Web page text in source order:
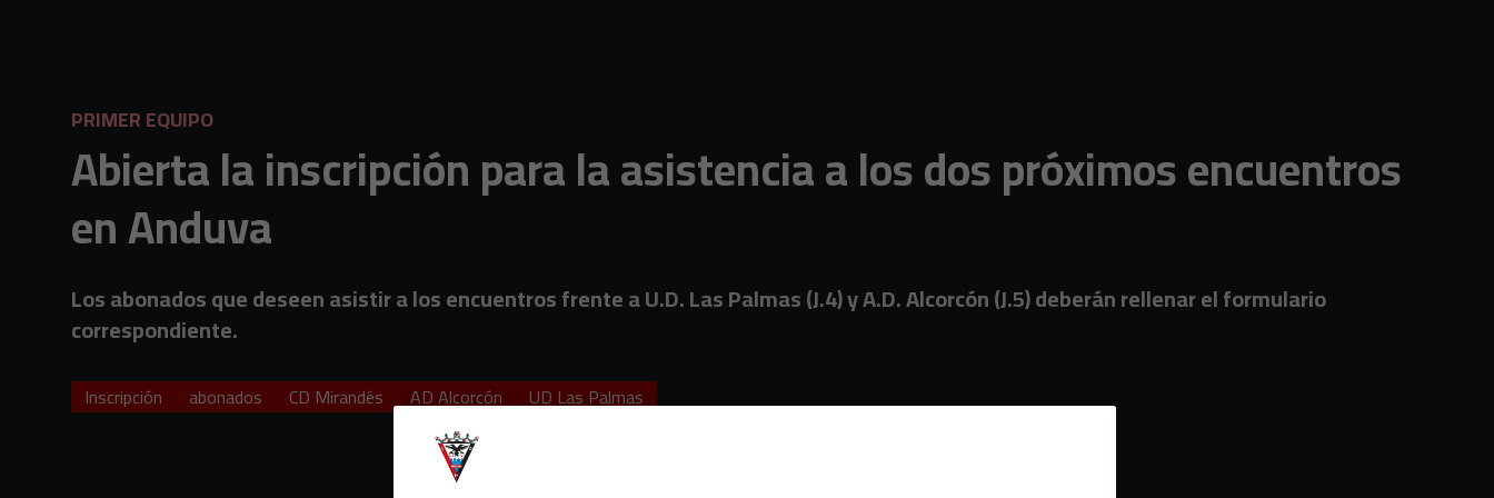
PRIMER EQUIPO
Abierta la inscripción para la asistencia a los dos próximos encuentros
en Anduva
Los abonados que deseen asistir a los encuentros frente a U.D. Las Palmas (J.4) y A.D. Alcorcón (J.5) deberán rellenar el formulario
correspondiente.
Inscripción abonados CD Mirandés AD Alcorcón UD Las Palmas